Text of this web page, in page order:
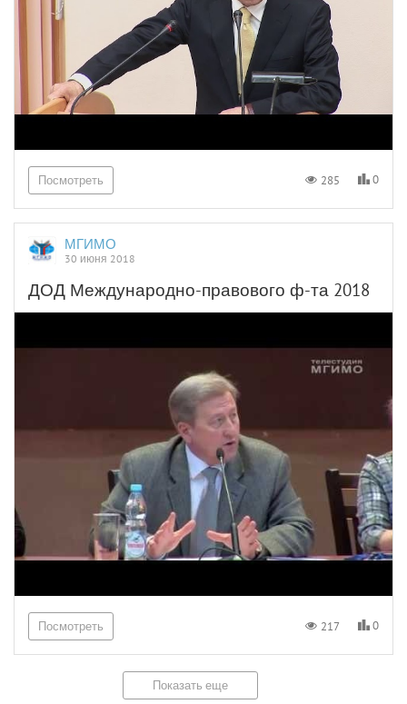
Посмотреть 285 0
МГИМО
30 июня 2018
ДОД Международно-правового ф-та 2018
Посмотреть 217 0
Показать еще